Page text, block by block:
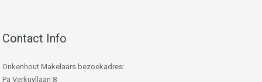
Contact Info
Onkenhout Makelaars bezoekadres:
Pa Verkuyllaan 8